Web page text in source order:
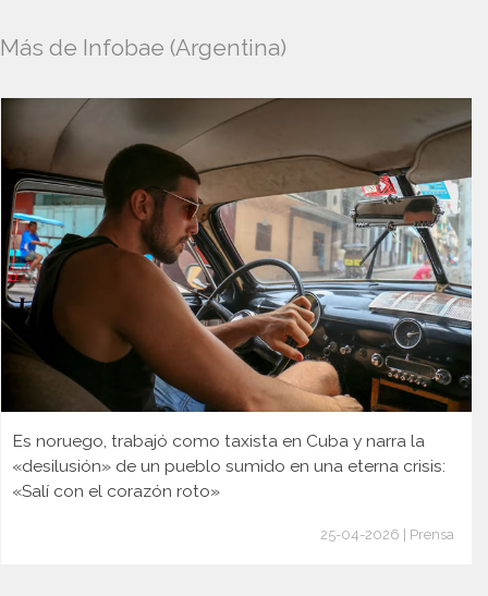
Más de Infobae (Argentina)
Es noruego, trabajó como taxista en Cuba y narra la
«desilusión» de un pueblo sumido en una eterna crisis:
«Salí con el corazón roto»
25-04-2026 | Prensa